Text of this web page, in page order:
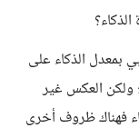
بمعدل الذكاء على
ولكن العكس غير
فهناك ظروف أخرى